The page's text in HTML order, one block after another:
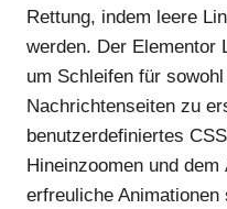
Rettung, indem leere
werden. Der Elementor
um Schleifen für
Nachrichtenseiten zu
benutzerdefiniertes
Hineinzoomen und
erfreuliche Animationen